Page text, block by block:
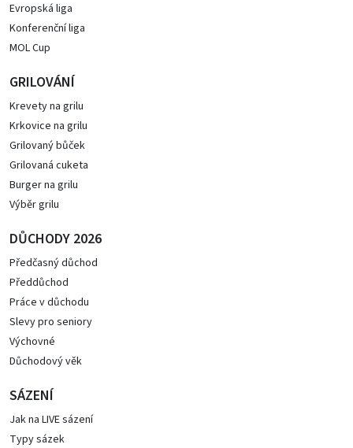
Evropská liga
Konferenční liga
MOL Cup
GRILOVÁNÍ
Krevety na grilu
Krkovice na grilu
Grilovaný bůček
Grilovaná cuketa
Burger na grilu
Výběr grilu
DŮCHODY 2026
Předčasný důchod
Předdůchod
Práce v důchodu
Slevy pro seniory
Výchovné
Důchodový věk
SÁZENÍ
Jak na LIVE sázení
Typy sázek